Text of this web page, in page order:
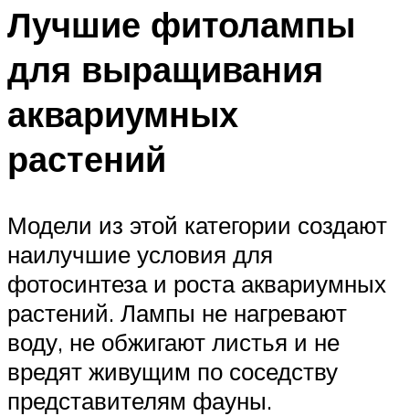
Лучшие фитолампы
для выращивания
аквариумных
растений
Модели из этой категории создают
наилучшие условия для
фотосинтеза и роста аквариумных
растений. Лампы не нагревают
воду, не обжигают листья и не
вредят живущим по соседству
представителям фауны.